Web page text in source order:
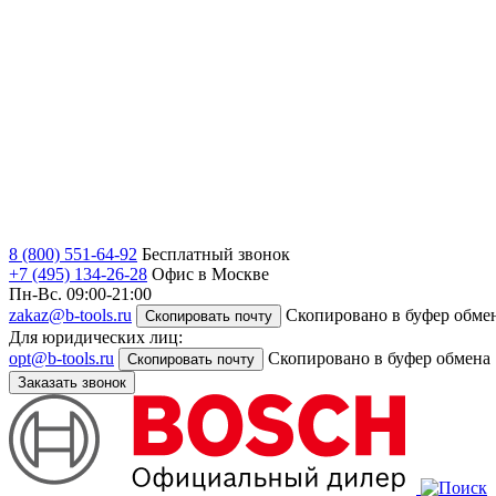
8 (800) 551-64-92 Бесплатный звонок
+7 (495) 134-26-28 Офис в Москве
Пн-Вс. 09:00-21:00
zakaz@b-tools.ru
Скопировать почту
Скопировано в буфер
Для юридических лиц:
opt@b-tools.ru
Скопировать почту Скопировано в буфер обмена
Заказать звонок